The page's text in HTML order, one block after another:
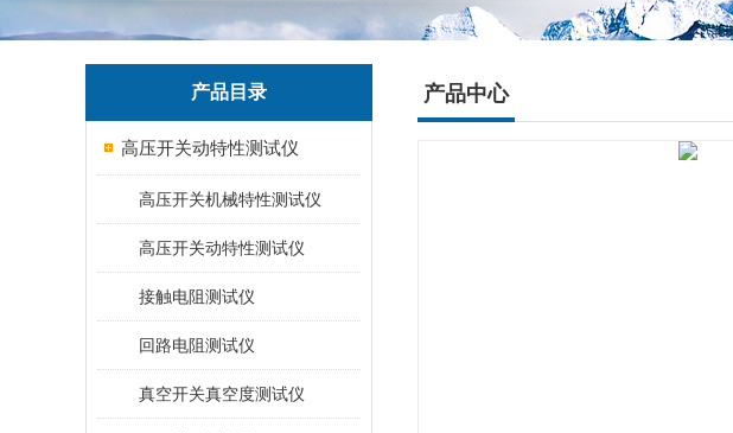
产品目录
高压开关动特性测试仪
高压开关机械特性测试仪
高压开关动特性测试仪
接触电阻测试仪
回路电阻测试仪
真空开关真空度测试仪
产品中心